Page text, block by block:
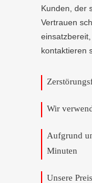
Kunden, der
Vertrauen
kontaktieren
Wir
Aufgrund
Minuten
Unsere